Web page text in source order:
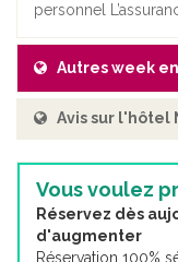
personnel
Autres week
Avis sur l'hôtel
Vous voulez
Réservez dès
d'augmenter
Réservation 100%